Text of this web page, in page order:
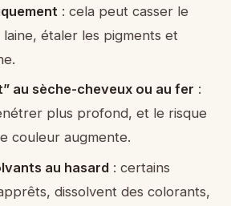
: cela peut casser le
étaler les pigments et
au sèche-cheveux ou au fer :
plus profond, et le risque
couleur augmente.
au hasard: certains
dissolvent des colorants,